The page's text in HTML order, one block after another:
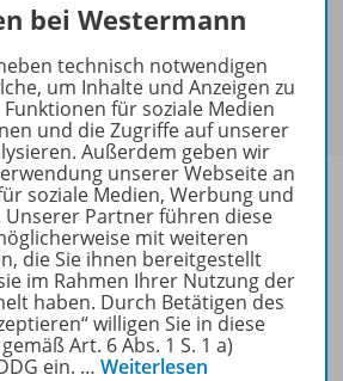
gibt es bei der Bestellung für Ihre
. Der rabattierte Preis
angezeigt.
bei Westermann
technisch notwendigen
um Inhalte und Anzeigen zu
für soziale Medien
und die Zugriffe auf unserer
Außerdem geben wir
unserer Webseite an
soziale Medien, Werbung und
Unserer Partner führen diese
mit weiteren
die Sie ihnen bereitgestellt
im Rahmen Ihrer Nutzung der
haben. Durch Betätigen des
willigen Sie in diese
Art. 6 Abs. 1 S. 1 a)
ein. … Weiterlesen